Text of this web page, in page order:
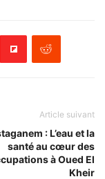
Article suivant
: L’eau et la
santé au cœur des
à Oued El
Kheir